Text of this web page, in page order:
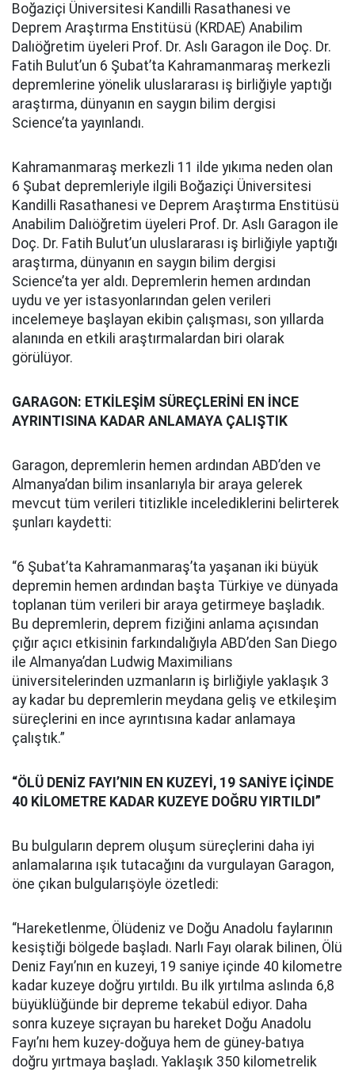
Boğaziçi Üniversitesi Kandilli Rasathanesi ve
Deprem Araştırma Enstitüsü (KRDAE) Anabilim
Dalıöğretim üyeleri Prof. Dr. Aslı Garagon ile Doç. Dr.
Fatih Bulut’un 6 Şubat’ta Kahramanmaraş merkezli
depremlerine yönelik uluslararası iş birliğiyle yaptığı
araştırma, dünyanın en saygın bilim dergisi
Science’ta yayınlandı.
Kahramanmaraş merkezli 11 ilde yıkıma neden olan
6 Şubat depremleriyle ilgili Boğaziçi Üniversitesi
Kandilli Rasathanesi ve Deprem Araştırma Enstitüsü
Anabilim Dalıöğretim üyeleri Prof. Dr. Aslı Garagon ile
Doç. Dr. Fatih Bulut’un uluslararası iş birliğiyle yaptığı
araştırma, dünyanın en saygın bilim dergisi
Science’ta yer aldı. Depremlerin hemen ardından
uydu ve yer istasyonlarından gelen verileri
incelemeye başlayan ekibin çalışması, son yıllarda
alanında en etkili araştırmalardan biri olarak
görülüyor.
GARAGON: ETKİLEŞİM SÜREÇLERİNİ EN İNCE
AYRINTISINA KADAR ANLAMAYA ÇALIŞTIK
Garagon, depremlerin hemen ardından ABD’den ve
Almanya’dan bilim insanlarıyla bir araya gelerek
mevcut tüm verileri titizlikle incelediklerini belirterek
şunları kaydetti:
“6 Şubat’ta Kahramanmaraş’ta yaşanan iki büyük
depremin hemen ardından başta Türkiye ve dünyada
toplanan tüm verileri bir araya getirmeye başladık.
Bu depremlerin, deprem fiziğini anlama açısından
çığır açıcı etkisinin farkındalığıyla ABD’den San Diego
ile Almanya’dan Ludwig Maximilians
üniversitelerinden uzmanların iş birliğiyle yaklaşık 3
ay kadar bu depremlerin meydana geliş ve etkileşim
süreçlerini en ince ayrıntısına kadar anlamaya
çalıştık.”
“ÖLÜ DENİZ FAYI’NIN EN KUZEYİ, 19 SANİYE İÇİNDE
40 KİLOMETRE KADAR KUZEYE DOĞRU YIRTILDI”
Bu bulguların deprem oluşum süreçlerini daha iyi
anlamalarına ışık tutacağını da vurgulayan Garagon,
öne çıkan bulgularışöyle özetledi:
“Hareketlenme, Ölüdeniz ve Doğu Anadolu faylarının
kesiştiği bölgede başladı. Narlı Fayı olarak bilinen, Ölü
Deniz Fayı’nın en kuzeyi, 19 saniye içinde 40 kilometre
kadar kuzeye doğru yırtıldı. Bu ilk yırtılma aslında 6,8
büyüklüğünde bir depreme tekabül ediyor. Daha
sonra kuzeye sıçrayan bu hareket Doğu Anadolu
Fayı’nı hem kuzey-doğuya hem de güney-batıya
doğru yırtmaya başladı. Yaklaşık 350 kilometrelik